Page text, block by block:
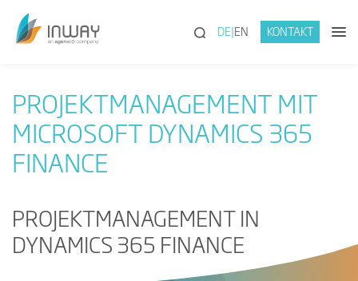
(SUCHE)
DE EN KONTAKT
PROJEKTMANAGEMENT MIT
MICROSOFT DYNAMICS 365
FINANCE
PROJEKTMANAGEMENT IN
DYNAMICS 365 FINANCE